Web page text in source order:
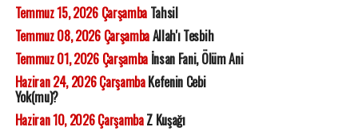
Temmuz 15, 2026 ÇarşambaTahsil
Temmuz 08, 2026 ÇarşambaAllah'ı Tesbih
Temmuz 01, 2026 Çarşambaİnsan Fani, Ölüm Ani
Haziran 24, 2026 ÇarşambaKefenin Cebi
Yok(mu)?
Haziran 10, 2026 ÇarşambaZ Kuşağı